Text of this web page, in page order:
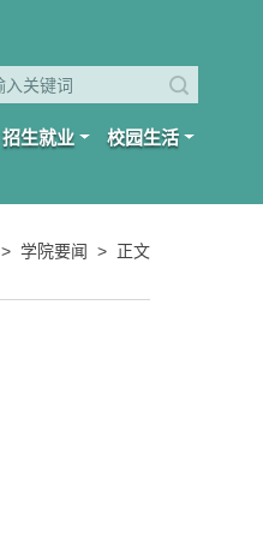
招生就业 校园生活
> 学院要闻 > 正文